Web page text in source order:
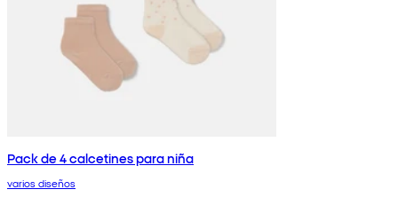
Pack de 4 calcetines para niña
varios diseños